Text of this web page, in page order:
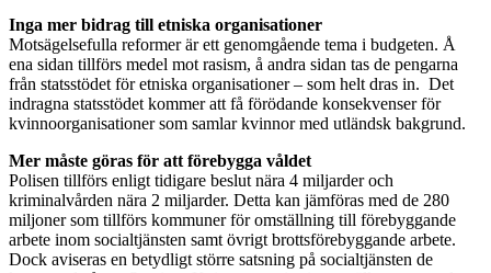
Inga mer bidrag till etniska organisationer
Motsägelsefulla reformer är ett genomgående tema i budgeten. Å
ena sidan tillförs medel mot rasism, å andra sidan tas de pengarna
från statsstödet för etniska organisationer – som helt dras in. Det
indragna statsstödet kommer att få förödande konsekvenser för
kvinnoorganisationer som samlar kvinnor med utländsk bakgrund.
Mer måste göras för att förebygga våldet
Polisen tillförs enligt tidigare beslut nära 4 miljarder och
kriminalvården nära 2 miljarder. Detta kan jämföras med de 280
miljoner som tillförs kommuner för omställning till förebyggande
arbete inom socialtjänsten samt övrigt brottsförebyggande arbete.
Dock aviseras en betydligt större satsning på socialtjänsten de